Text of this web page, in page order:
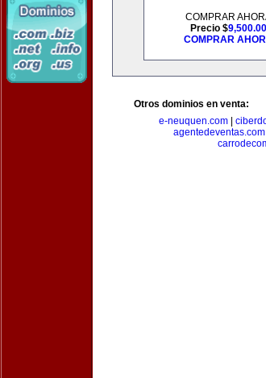
COMPRAR
Precio $9,500.00
COMPRAR
Otros dominios en venta:
e-neuquen.com
agentedeventas.com|